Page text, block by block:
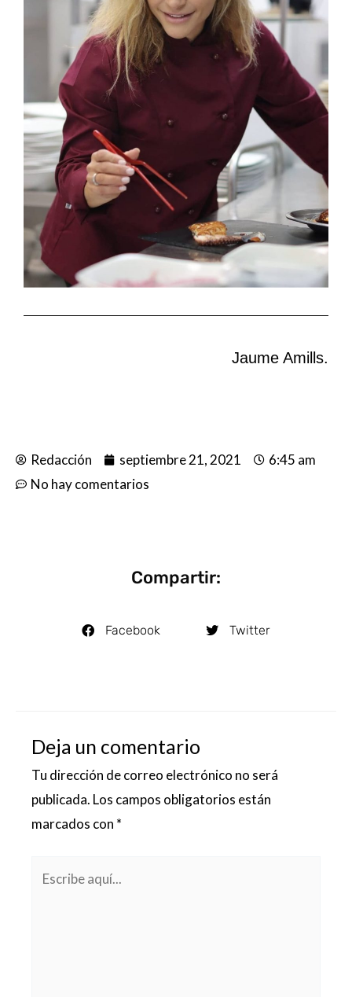
Jaume Amills.
Redacción septiembre 21, 2021
6:45 am
No hay comentarios
Compartir:
Facebook Twitter
Deja un comentario
Tu dirección de correo electrónico no será
publicada. Los campos obligatorios están
marcados con *